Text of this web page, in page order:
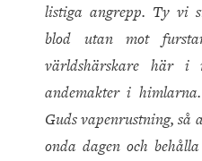
listiga angrepp. Ty vi
blod utan mot
världshärskare här i
andemakter i
Guds vapenrustning, så
onda dagen och